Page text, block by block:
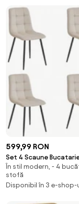
599,99 RON
Set 4 Scaune
Jacob Bej Catifea
În stil modern, - 4
stofă
Disponibil în 3 e-shop-